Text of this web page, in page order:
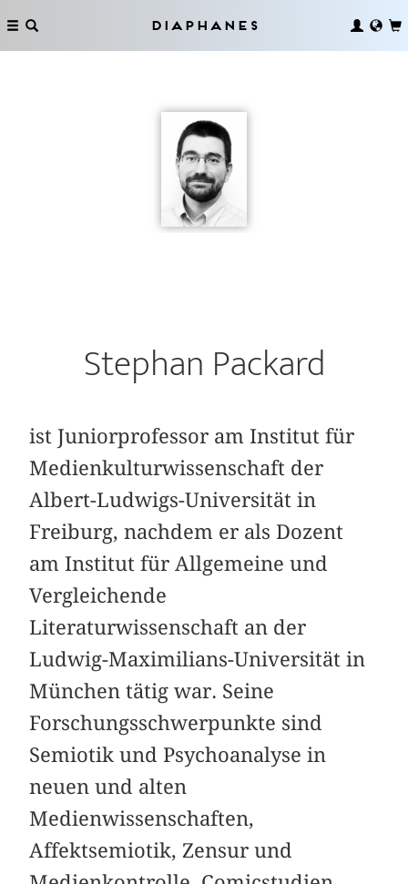
Diaphanes
Stephan Packard
ist Juniorprofessor am Institut für
Medienkulturwissenschaft der
Albert-Ludwigs-Universität in
Freiburg, nachdem er als Dozent
am Institut für Allgemeine und
Vergleichende
Literaturwissenschaft an der
Ludwig-Maximilians-Universität in
München tätig war. Seine
Forschungsschwerpunkte sind
Semiotik und Psychoanalyse in
neuen und alten
Medienwissenschaften,
Affektsemiotik, Zensur und